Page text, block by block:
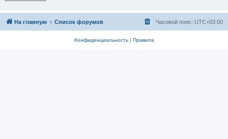
На главную Список форумов Часовой пояс: UTC+03:00
Конфиденциальность| Правила